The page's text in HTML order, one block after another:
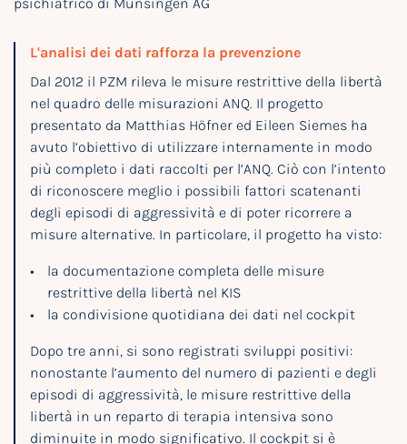
L'analisi dei dati rafforza la prevenzione
Dal 2012 il PZM rileva le misure restrittive della libertà
nel quadro delle misurazioni ANQ. Il progetto
presentato da Matthias Höfner ed Eileen Siemes ha
avuto l’obiettivo di utilizzare internamente in modo
più completo i dati raccolti per l’ANQ. Ciò con l’intento
di riconoscere meglio i possibili fattori scatenanti
degli episodi di aggressività e di poter ricorrere a
misure alternative. In particolare, il progetto ha visto:
la documentazione completa delle misure
restrittive della libertà nel KIS
la condivisione quotidiana dei dati nel cockpit
Dopo tre anni, si sono registrati sviluppi positivi:
nonostante l’aumento del numero di pazienti e degli
episodi di aggressività, le misure restrittive della
libertà in un reparto di terapia intensiva sono
diminuite in modo significativo. Il cockpit si è